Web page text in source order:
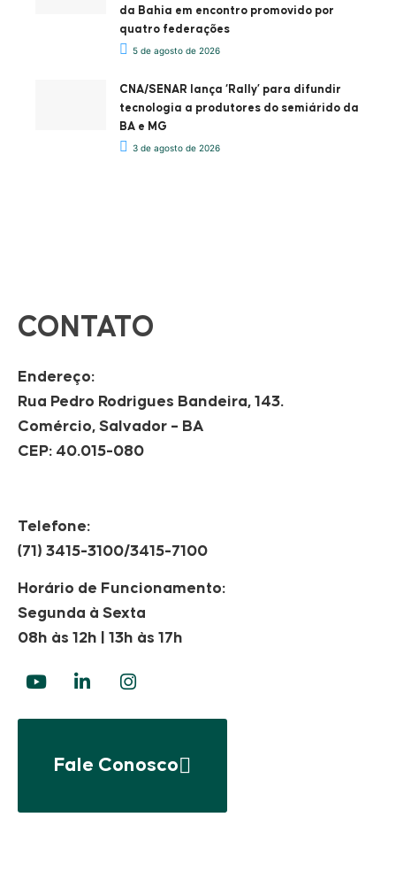
da Bahia em encontro promovido por
quatro federações
5 de agosto de 2026
CNA/SENAR lança ‘Rally’ para difundir
tecnologia a produtores do semiárido da
BA e MG
3 de agosto de 2026
CONTATO
Endereço:
Rua Pedro Rodrigues Bandeira, 143.
Comércio, Salvador – BA
CEP: 40.015-080
Telefone:
(71) 3415-3100/3415-7100
Horário de Funcionamento:
Segunda à Sexta
08h às 12h | 13h às 17h
Fale Conosco